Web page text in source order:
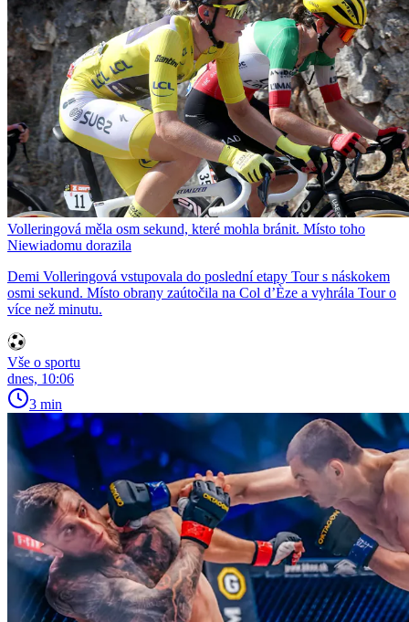
Volleringová měla osm sekund, které mohla bránit. Místo toho
Niewiadomu dorazila
Demi Volleringová vstupovala do poslední etapy Tour s náskokem
osmi sekund. Místo obrany zaútočila na Col d’Èze a vyhrála Tour o
více než minutu.
Vše o sportu
dnes, 10:06
3 min